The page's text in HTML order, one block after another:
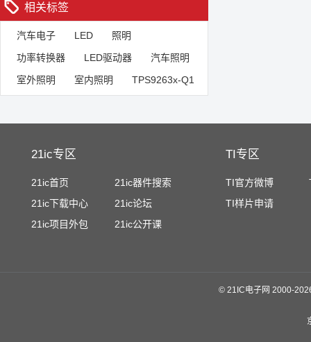
相关标签
汽车电子 LED
照明
功率转换器
LED驱动器
汽车照明
室外照明
室内照明 TPS9263x-Q1
21ic专区
21ic首页
21ic器件搜索
21ic下载中心
21ic论坛
21ic项目外包
21ic公开课
TI专区
TI官方微博
TI样片申请
©21IC电子网 2000-